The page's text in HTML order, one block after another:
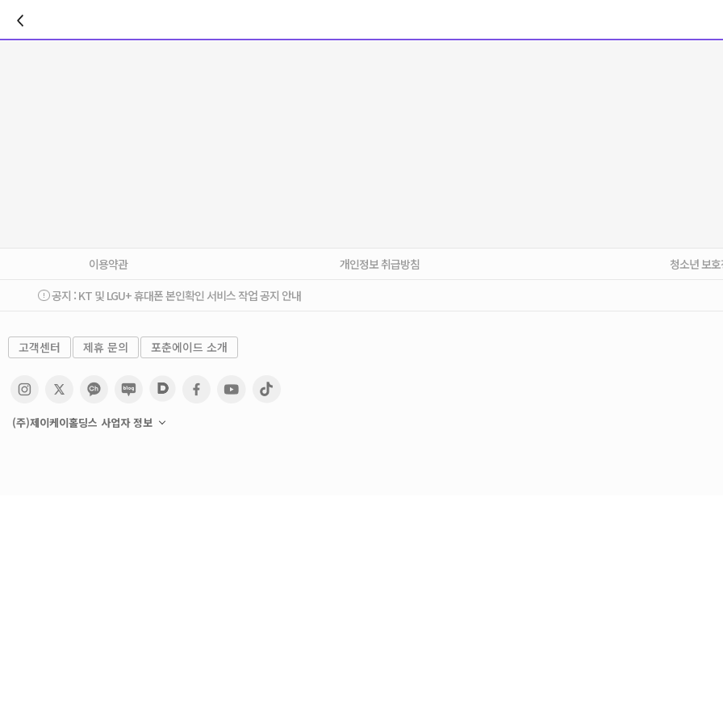
이용약관 개인정보 취급방침
청소년 보
공지 : KT 및 LGU+ 휴대폰 본인확인 서비스 작업 공지 안내
고객센터 제휴 문의 포춘에이드 소개
(주)제이케이홀딩스 사업자 정보